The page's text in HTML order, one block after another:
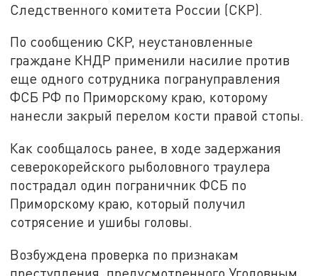
Следственного комитета России (СКР).
По сообщению СКР, неустановленные
граждане КНДР применили насилие против
еще одного сотрудника погрануправления
ФСБ РФ по Приморскому краю, которому
нанесли закрый перелом кости правой стопы.
Как сообщалось ранее, в ходе задержания
северокорейского рыболовного траулера
пострадал один пограничник ФСБ по
Приморскому краю, который получил
сотрясение и ушибы головы.
Возбуждена проверка по признакам
преступления, предусмотренного Уголовным